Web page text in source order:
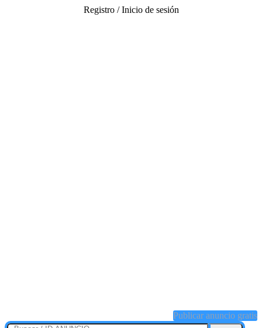
Registro / Inicio de sesión
Publicar anuncio gratis